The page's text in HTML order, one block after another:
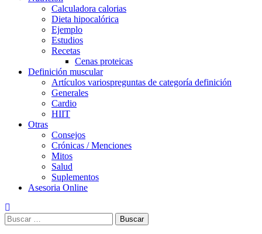
Calculadora calorias
Dieta hipocalórica
Ejemplo
Estudios
Recetas
Cenas proteicas
Definición muscular
Artículos variospreguntas de categoría definición
Generales
Cardio
HIIT
Otras
Consejos
Crónicas / Menciones
Mitos
Salud
Suplementos
Asesoria Online